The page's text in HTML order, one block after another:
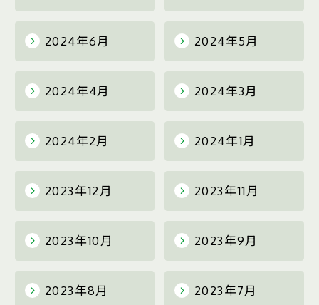
2024年6月 2024年5月
2024年4月 2024年3月
2024年2月 2024年1月
2023年12月 2023年11月
2023年10月 2023年9月
2023年8月 2023年7月